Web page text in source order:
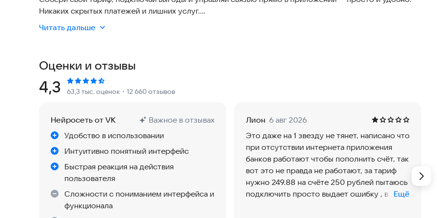
Никаких скрытых платежей и лишних услуг.
Что еще можно в приложении Yota:
– Выбрать бесплатные Yota-выгоды: возврат за неиспользованные ГБ и минуты, перенос остатков и
безлимитные мессенджеры
– Пользоваться нейросетями через Telegram-бот
– Делиться тарифом с друзьями и получать 20% кешбэка в течение 6 месяцев на подключении других
– Переводить деньги на карту или другому абоненту
– Настраивать связь в роуминге для путешествий
– Следить за остатками через виджет
Всё под контролем. Твоя Yota.
Читать дальше
Оценки и отзывы
Рейтинг:
4,3 63,3 тыс. оценок ・12 660 отзывов
Нейросеть от VK
Важное в отзывах
Удобство в использовании
Интуитивно понятный интерфейс
Быстрая реакция на действия
пользователя
Сложности с пониманием интерфейса и
функционала
Лион 6 авг 2026
Это даже на 1 звезду не тянет, написано что
при отсутствии интернета приложения
банков работают чтобы пополнить счёт, так
вот это не правда не работают, за тариф
нужно 249.88 на счёте 250 рублей пытаюсь
подключить просто выдает ошибку , в Ещё